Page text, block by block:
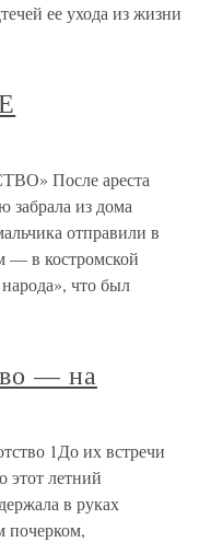
ее ухода из жизни
После ареста
забрала из дома
отправили в
— в костромской
что был
— на
1До их встречи
этот летний
в руках
почерком,